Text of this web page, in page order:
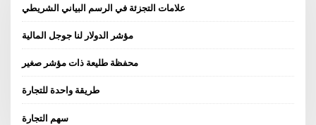
علامات التجزئة في الرسم البياني الشريطي
مؤشر الدولار لنا جوجل المالية
محفظة طليعة ذات مؤشر صغير
طريقة واحدة للتجارة
سهم التجارة